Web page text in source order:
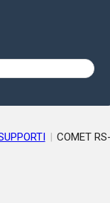
| COMET